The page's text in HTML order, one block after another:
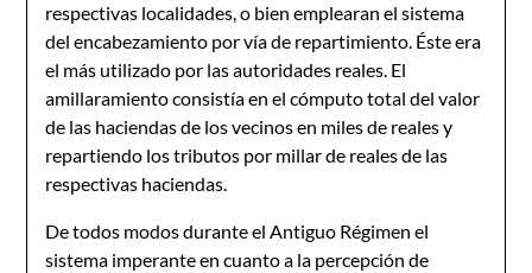
respectivas localidades, o bien emplearan el sistema
del encabezamiento por vía de repartimiento. Éste era
el más utilizado por las autoridades reales. El
amillaramiento consistía en el cómputo total del valor
de las haciendas de los vecinos en miles de reales y
repartiendo los tributos por millar de reales de las
respectivas haciendas.
De todos modos durante el Antiguo Régimen el
sistema imperante en cuanto a la percepción de